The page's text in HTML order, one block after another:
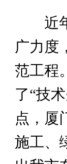
近年
广力度
范工程
了“技
点，厦
施工、